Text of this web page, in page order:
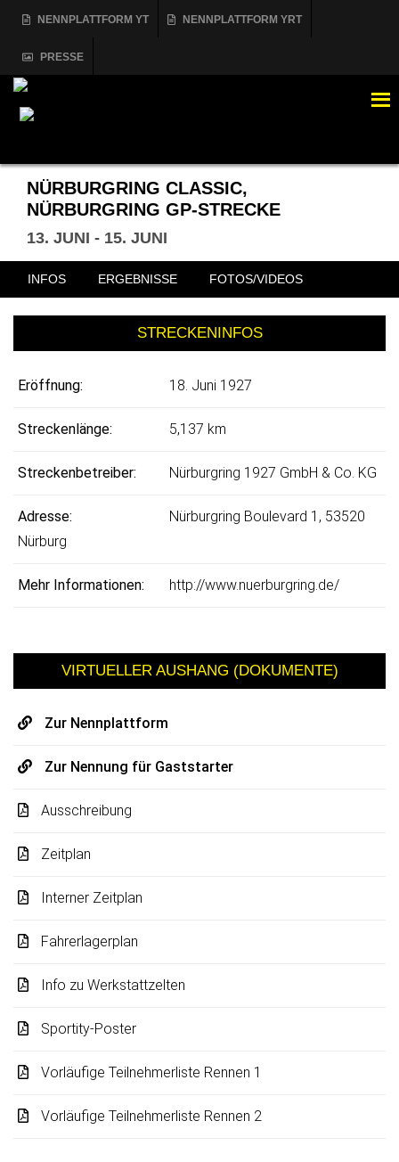
NENNPLATTFORM YT NENNPLATTFORM YRT
PRESSE
NÜRBURGRING CLASSIC,
NÜRBURGRING GP-STRECKE
13. JUNI - 15. JUNI
INFOS ERGEBNISSE FOTOS/VIDEOS
STRECKENINFOS
Eröffnung: 18. Juni 1927
Streckenlänge: 5,137 km
Streckenbetreiber: Nürburgring 1927 GmbH & Co. KG
Adresse:
Nürburgring Boulevard 1, 53520
Nürburg
Mehr Informationen: http://www.nuerburgring.de/
VIRTUELLER AUSHANG (DOKUMENTE)
Zur Nennplattform
Zur Nennung für Gaststarter
Ausschreibung
Zeitplan
Interner Zeitplan
Fahrerlagerplan
Info zu Werkstattzelten
Sportity-Poster
Vorläufige Teilnehmerliste Rennen 1
Vorläufige Teilnehmerliste Rennen 2